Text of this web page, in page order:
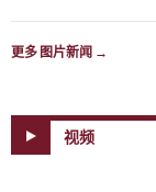
更多 图片新闻 →
视频